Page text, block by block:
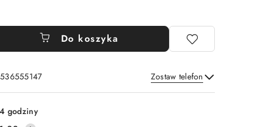
Do koszyka
Zostaw telefon
Wyślij
godziny